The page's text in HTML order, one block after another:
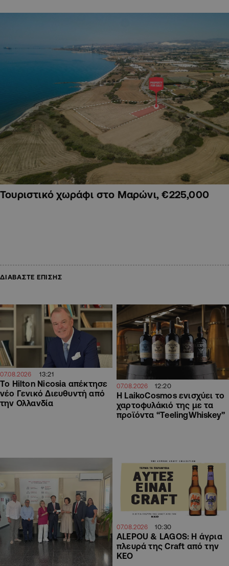
Τουριστικό χωράφι στο Μαρώνι, €225,000
ΔΙΑΒΑΣΤΕ ΕΠΙΣΗΣ
07.08.2026 13:21
Το Hilton Nicosia απέκτησε
νέο Γενικό Διευθυντή από
την Ολλανδία
07.08.2026 12:20
Η LaikoCosmos ενισχύει το
χαρτοφυλάκιό της με τα
προϊόντα “TeelingWhiskey”
07.08.2026 10:30
ALEPOU & LAGOS: Η άγρια
πλευρά της Craft από την
ΚΕΟ